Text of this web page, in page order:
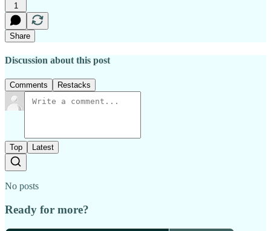
1
Share
Discussion about this post
Comments Restacks
Top Latest
No posts
Ready for more?